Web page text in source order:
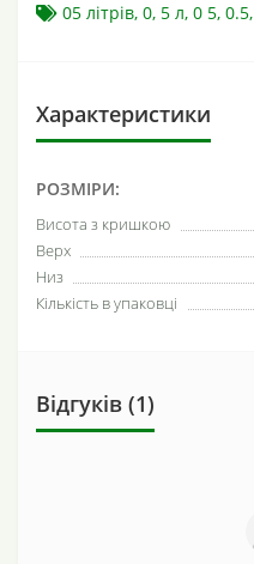
05 літрів, 0, 5 л, 0 5, 0.5,
Характеристики
РОЗМІРИ:
Висота з кришкою
Верх
Низ
Кількість в упаковці
Відгуків (1)